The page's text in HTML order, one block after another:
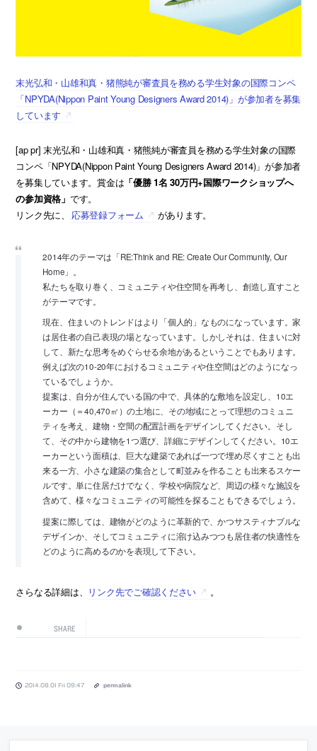
末光弘和・山雄和真・猪熊純が審査員を務める学生対象の国際コンペ
「NPYDA(Nippon Paint Young Designers Award 2014)」が参加者を募集
しています
[ap pr] 末光弘和・山雄和真・猪熊純が審査員を務める学生対象の国際
コンペ「NPYDA(Nippon Paint Young Designers Award 2014)」が参加者
を募集しています。賞金は 「優勝 1名 30万円+国際ワークショップへ
の参加資格」 です。
リンク先に、
応募登録フォーム があります。
2014年のテーマは「RE:Think and RE: Create Our Community, Our
Home」。
私たちを取り巻く、コミュニティや住空間を再考し、創造し直すこと
がテーマです。
現在、住まいのトレンドはより「個人的」なものになっています。家
は居住者の自己表現の場となっています。しかしそれは、住まいに対
して、新たな思考をめぐらせる余地があるということでもあります。
例えば次の10-20年におけるコミュニティや住空間はどのようになっ
ているでしょうか。
提案は、自分が住んでいる国の中で、具体的な敷地を設定し、10エ
ーカー（＝40,470㎡）の土地に、その地域にとって理想のコミュニ
ティを考え、建物・空間の配置計画をデザインしてください。そし
て、その中から建物を1つ選び、詳細にデザインしてください。10エ
ーカーという面積は、巨大な建築であれば一つで埋め尽くすことも出
来る一方、小さな建築の集合として町並みを作ることも出来るスケー
ルです。単に住居だけでなく、学校や病院など、周辺の様々な施設を
含めて、様々なコミュニティの可能性を探ることもできるでしょう。
提案に際しては、建物がどのように革新的で、かつサスティナブルな
デザインか、そしてコミュニティに溶け込みつつも居住者の快適性を
どのように高めるのかを表現して下さい。
さらなる詳細は、 リンク先でご確認ください 。
SHARE
2014.08.01 Fri 09:47 permalink